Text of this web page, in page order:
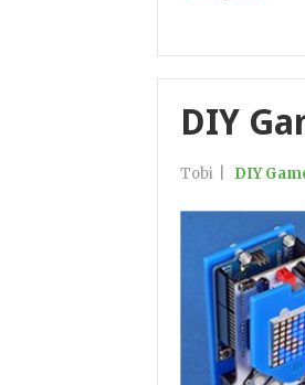
DIY
Tobi DIY